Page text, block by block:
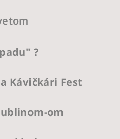
?
Kávičkári Fest
om